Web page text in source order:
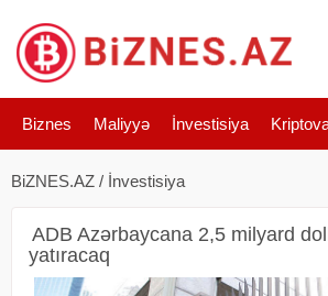
Biznes Maliyyə İnvestisiya
BiZNES.AZ / İnvestisiya
ADB Azərbaycana 2,5 milyard
yatıracaq